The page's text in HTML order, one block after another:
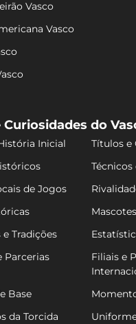
Vasco
Vasco
do
Inicial
Títulos e
Técnicos
de Jogos
Tradições
Parcerias
Filiais e
Base
da Torcida